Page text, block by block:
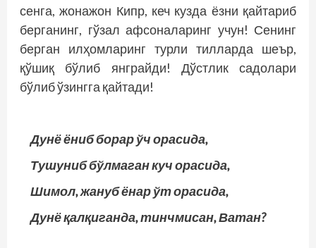
сенга, жонажон Кипр, кеч кузда ёзни қайтариб
берганинг, гўзал афсоналаринг учун! Сенинг
берган илҳомларинг турли тилларда шеър,
қўшиқ бўлиб янграйди! Дўстлик садолари
бўлиб ўзингга қайтади!
Дунё ёниб борар ўч орасида,
Тушуниб бўлмаган куч орасида,
Шимол, жануб ёнар ўт орасида,
Дунё қалқиганда, тинчмисан, Ватан?